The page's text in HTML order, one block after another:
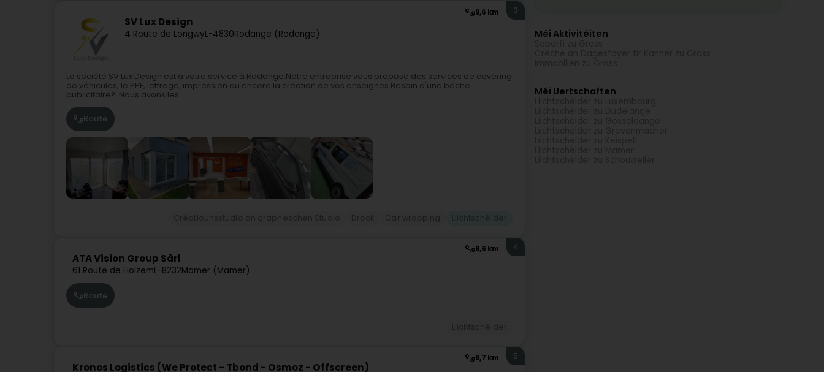
9,6 km
SV Lux Design
4 Route de LongwyL-4830Rodange (Rodange)
3
La société SV Lux Design est à votre service à Rodange.Notre entreprise vous propose des services de covering
de véhicules, le PPF, lettrage, impression ou encore la création de vos enseignes.Besoin d'une bâche
publicitaire?! Nous avons les...
Route
8,6 km
ATA Vision Group Sàrl
61 Route de HolzemL-8232Mamer (Mamer)
4
Route
8,7 km
Kronos Logistics (We Protect - Tbond - Osmoz - Offscreen)
5
Méi Aktivitéiten
Méi Uertschaften